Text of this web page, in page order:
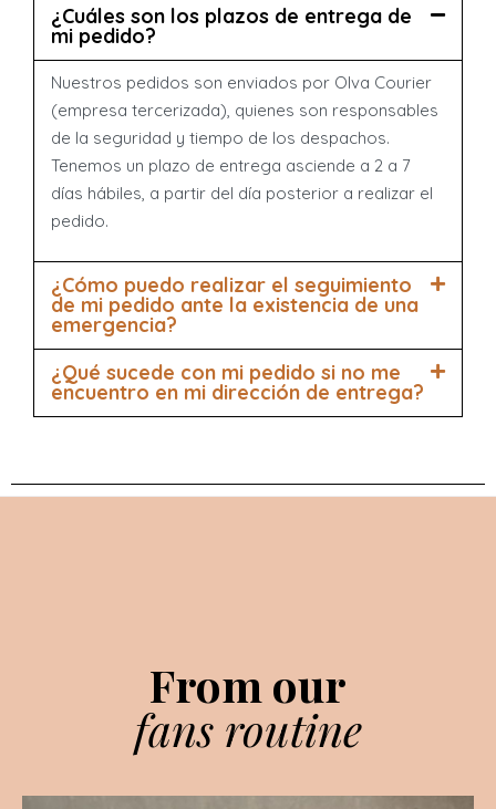
¿Cuáles son los plazos de entrega de
mi pedido?
Nuestros pedidos son enviados por Olva Courier
(empresa tercerizada), quienes son responsables
de la seguridad y tiempo de los despachos.
Tenemos un plazo de entrega asciende a 2 a 7
días hábiles, a partir del día posterior a realizar el
pedido.
¿Cómo puedo realizar el seguimiento
de mi pedido ante la existencia de una
emergencia?
¿Qué sucede con mi pedido si no me
encuentro en mi dirección de entrega?
From our
fans routine